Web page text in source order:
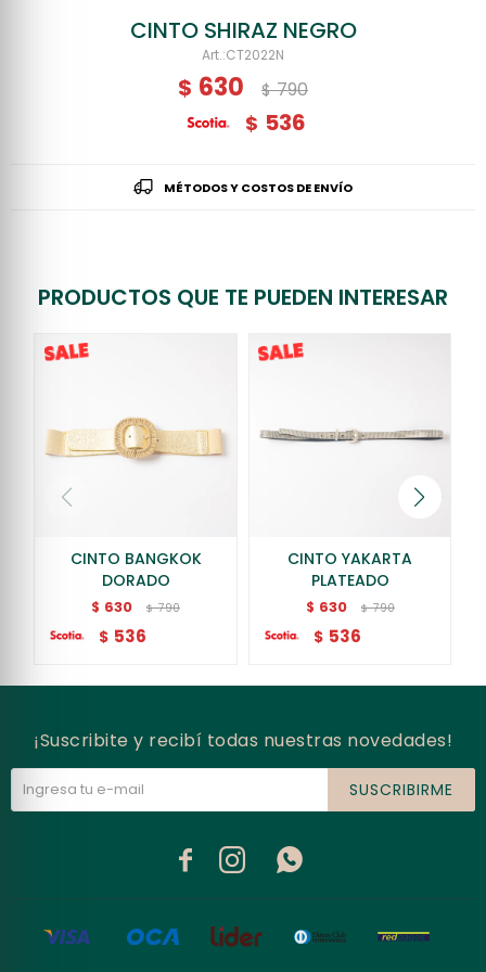
CINTO SHIRAZ NEGRO
CT2022N
$ 630 $ 790
$ 536
MÉTODOS Y COSTOS DE ENVÍO
PRODUCTOS QUE TE PUEDEN INTERESAR
CINTO BANGKOK
DORADO
$ 630 $ 790
$ 536
CINTO YAKARTA
PLATEADO
$ 630 $ 790
$ 536
¡Suscribite y recibí todas nuestras novedades!
SUSCRIBIRME
  